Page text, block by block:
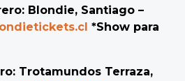
Blondie, Santiago –
*Show para
Trotamundos Terraza,